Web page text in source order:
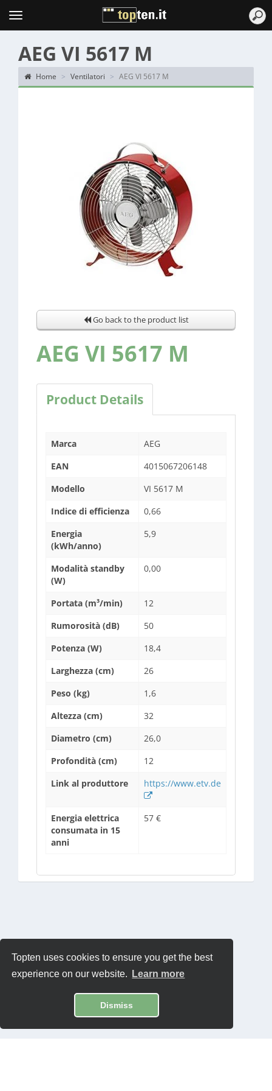
Topten uses cookies to ensure you get the best
experience on our website.
Learn more
Dismiss
Topten
Menu
AEG VI 5617 M
Home Ventilatori AEG VI 5617 M
Go back to the product list
AEG VI 5617 M
Product Details
Marca
AEG
EAN
4015067206148
Modello
VI 5617 M
Indice di efficienza
0,66
Energia
(kWh/anno)
5,9
Modalità standby
(W)
0,00
Portata (m³/min)
12
Rumorosità (dB)
50
Potenza (W)
18,4
Larghezza (cm)
26
Peso (kg)
1,6
Altezza (cm)
32
Diametro (cm)
26,0
Profondità (cm)
12
Link al produttore
https://www.etv.de
Energia elettrica
consumata in 15
anni
57 €